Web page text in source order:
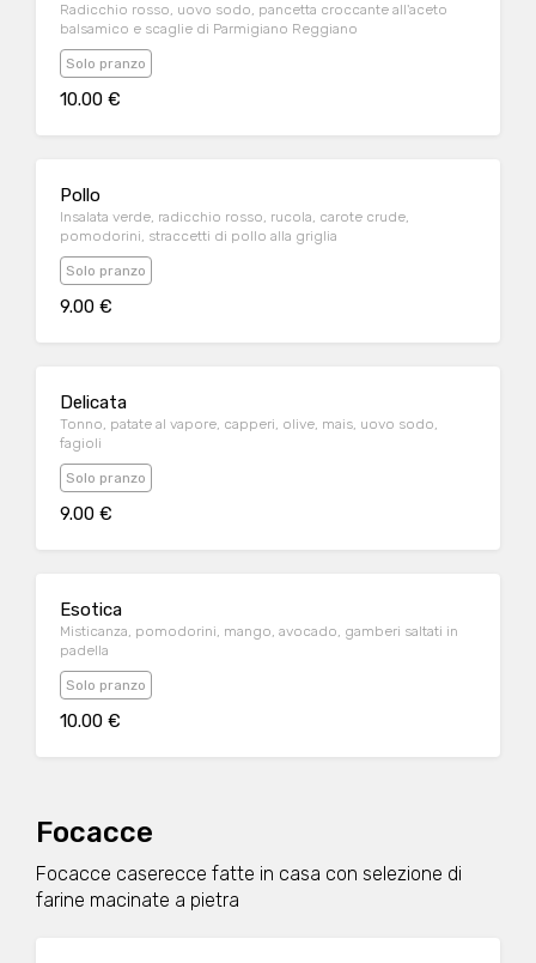
Radicchio rosso, uovo sodo, pancetta croccante all'aceto
balsamico e scaglie di Parmigiano Reggiano
Solo pranzo
10.00 €
Pollo
Insalata verde, radicchio rosso, rucola, carote crude,
pomodorini, straccetti di pollo alla griglia
Solo pranzo
9.00 €
Delicata
Tonno, patate al vapore, capperi, olive, mais, uovo sodo,
fagioli
Solo pranzo
9.00 €
Esotica
Misticanza, pomodorini, mango, avocado, gamberi saltati in
padella
Solo pranzo
10.00 €
Focacce
Focacce caserecce fatte in casa con selezione di
farine macinate a pietra